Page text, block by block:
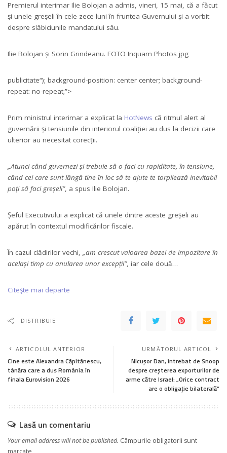
Premierul interimar Ilie Bolojan a admis, vineri, 15 mai, că a făcut
și unele greșeli în cele zece luni în fruntea Guvernului și a vorbit
despre slăbiciunile mandatului său.
Ilie Bolojan și Sorin Grindeanu. FOTO Inquam Photos jpg
publicitate“); background-position: center center; background-
repeat: no-repeat;”>
Prim ministrul interimar a explicat la HotNews că ritmul alert al
guvernării și tensiunile din interiorul coaliției au dus la decizii care
ulterior au necesitat corecții.
„Atunci când guvernezi și trebuie să o faci cu rapiditate, în tensiune,
când cei care sunt lângă tine în loc să te ajute te torpilează inevitabil
poți să faci greșeli”, a spus Ilie Bolojan.
Șeful Executivului a explicat că unele dintre aceste greșeli au
apărut în contextul modificărilor fiscale.
În cazul clădirilor vechi, „am crescut valoarea bazei de impozitare în
același timp cu anularea unor excepții”, iar cele două…
Citeşte mai departe
DISTRIBUIE
ARTICOLUL ANTERIOR
Cine este Alexandra Căpitănescu,
tânăra care a dus România în
finala Eurovision 2026
URMĂTORUL ARTICOL
Nicușor Dan, întrebat de Snoop
despre creșterea exporturilor de
arme către Israel: „Orice contract
are o obligație bilaterală”
Lasă un comentariu
Your email address will not be published. Câmpurile obligatorii sunt
marcate